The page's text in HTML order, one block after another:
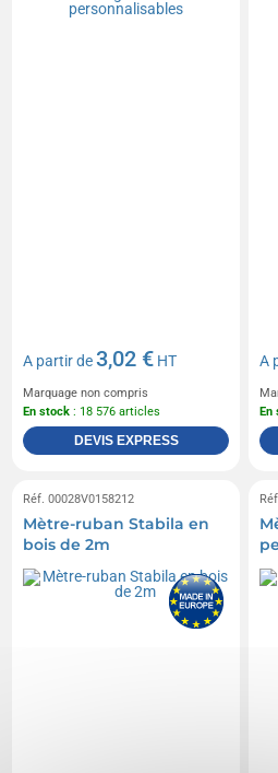
A partir de3,02 € HT
Marquage non compris
En stock : 18 576 articles
DEVIS EXPRESS
A
Réf. 00028V0158212
Mètre-ruban Stabila en
bois de 2m